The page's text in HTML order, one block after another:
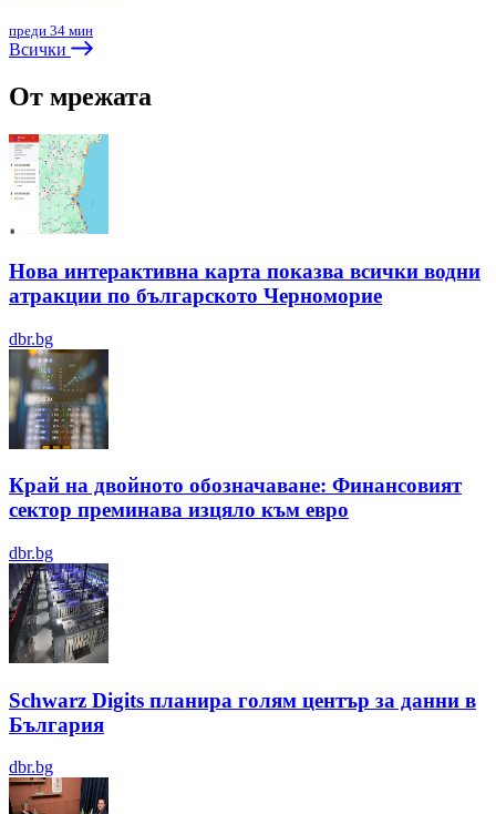
преди 34 мин
Всички
От мрежата
Нова интерактивна карта показва всички водни
атракции по българското Черноморие
dbr.bg
Край на двойното обозначаване: Финансовият
сектор преминава изцяло към евро
dbr.bg
Schwarz Digits планира голям център за данни в
България
dbr.bg